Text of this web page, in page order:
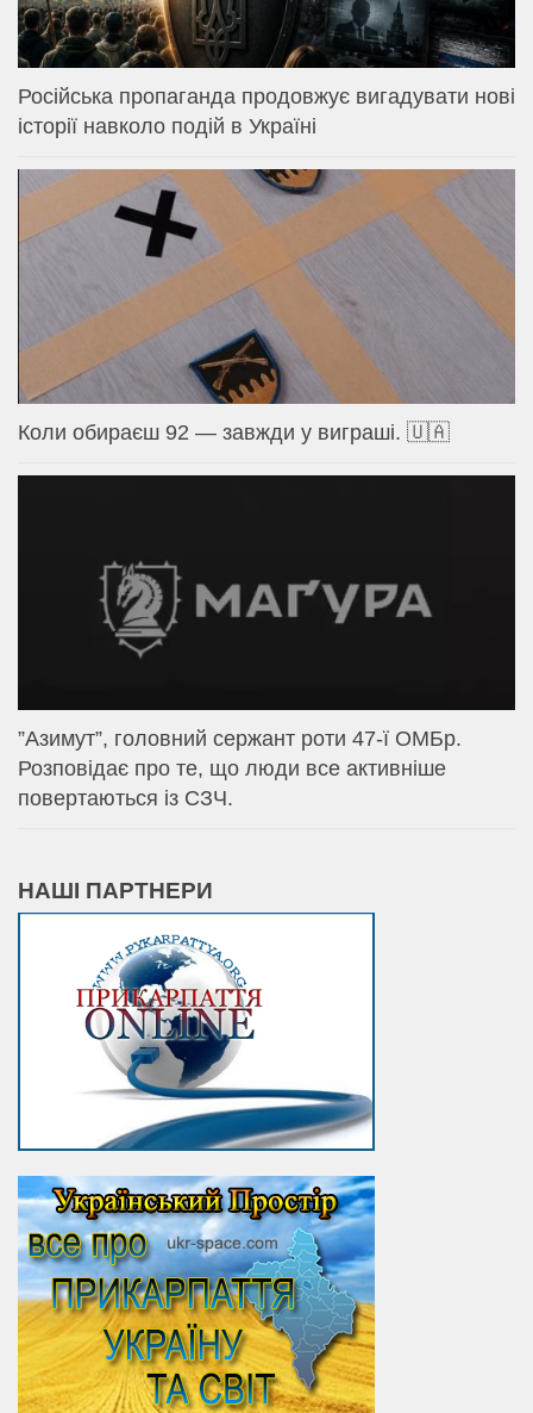
Російська пропаганда продовжує вигадувати нові
історії навколо подій в Україні
Коли обираєш 92 — завжди у виграші. 🇺🇦
⁨”Азимут”, головний сержант роти 47-ї ОМБр.
Розповідає про те, що люди все активніше
повертаються із СЗЧ.
НАШІ ПАРТНЕРИ